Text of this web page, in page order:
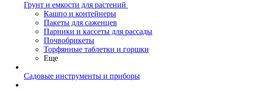
Грунт и емкости для растений
Кашпо и контейнеры
Пакеты для саженцев
Парники и кассеты для рассады
Почвобрикеты
Торфянные таблетки и горшки
Еще
Садовые инструменты и приборы